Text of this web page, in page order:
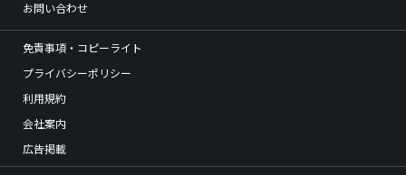
お問い合わせ
免責事項・コピーライト
プライバシーポリシー
利用規約
会社案内
広告掲載